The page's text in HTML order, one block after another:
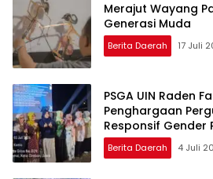
Merajut Wayang
Generasi Muda
Berita Daerah 17 Juli
PSGA UIN Raden
Penghargaan
Responsif Gender
Berita Daerah 4 Juli